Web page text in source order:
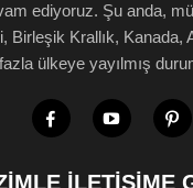
ediyoruz. Şu anda,
Birleşik Krallık, Kanada,
fazla ülkeye yayılmış
İLETIŞIME